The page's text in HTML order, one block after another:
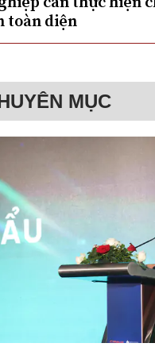
toàn diện
MỤC